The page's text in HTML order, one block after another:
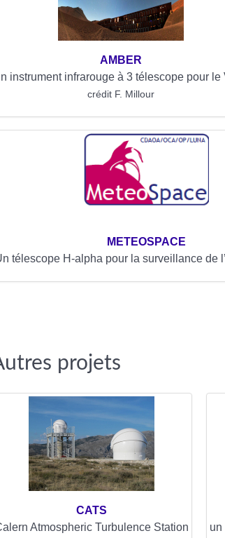
AMBER
instrument infrarouge à 3 télescope pour le
crédit F. Millour
METEOSPACE
télescope H-alpha pour la surveillance de
projets
CATS
Atmospheric Turbulence Station
un